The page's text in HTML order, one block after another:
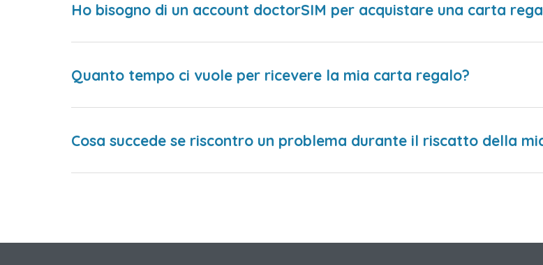
Ho bisogno di un account doctorSIM per acquistare una carta
Quanto tempo ci vuole per ricevere la mia carta regalo?
Cosa succede se riscontro un problema durante il riscatto della